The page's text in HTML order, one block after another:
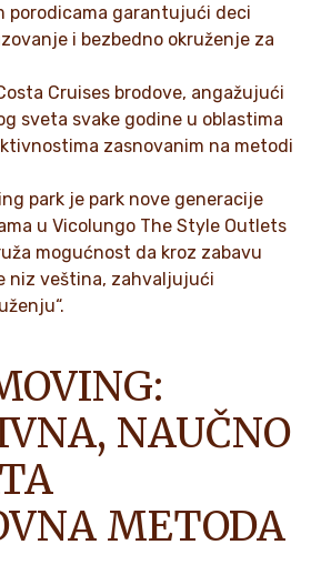
porodicama garantujući deci
i bezbedno okruženje za
Cruises brodove, angažujući
sveta svake godine u oblastima
zasnovanim na metodi
park je park nove generacije
u Vicolungo The Style Outlets
mogućnost da kroz zabavu
niz veština, zahvaljujući
NAUČNO
METODA